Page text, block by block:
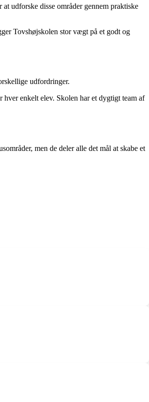
udforske disse områder gennem praktiske
Tovshøjskolen stor vægt på et godt og
udfordringer.
enkelt elev. Skolen har et dygtigt team af
men de deler alle det mål at skabe et